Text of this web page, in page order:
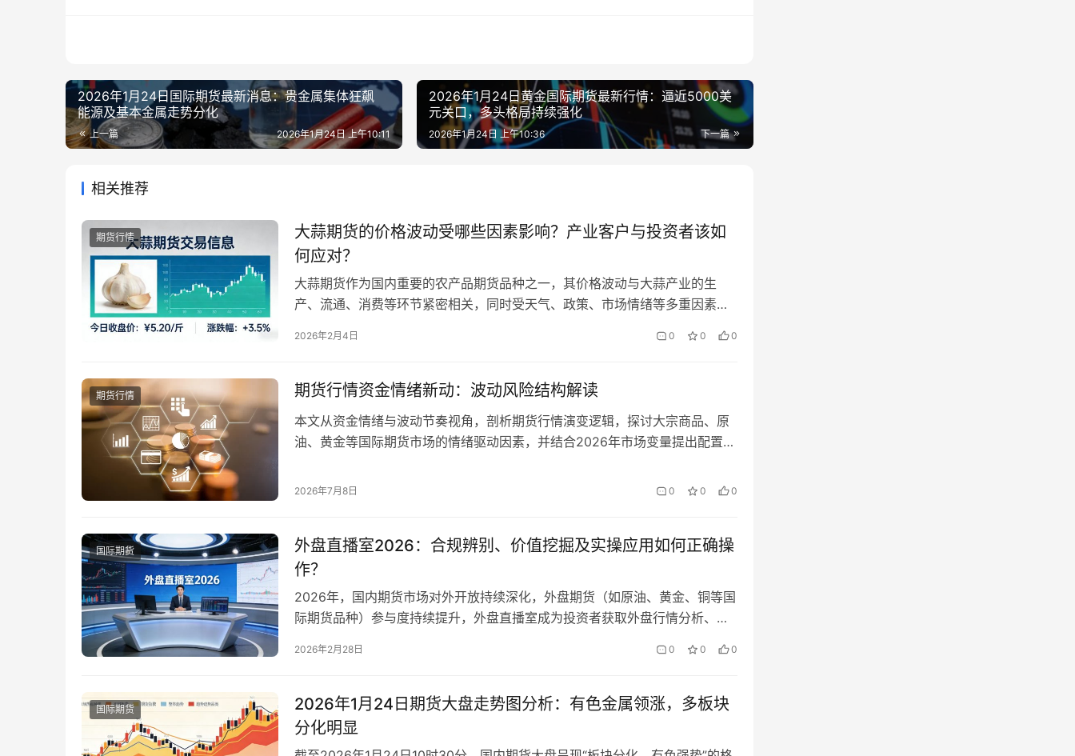
2026年1月24日国际期货最新消息：贵金属集体狂飙
能源及基本金属走势分化
上一篇 2026年1月24日 上午10:11
2026年1月24日黄金国际期货最新行情：逼近5000美
元关口，多头格局持续强化
下一篇
2026年1月24日 上午10:36
相关推荐
期货行情
大蒜期货的价格波动受哪些因素影响？产业客户与投资者该如
何应对？
大蒜期货作为国内重要的农产品期货品种之一，其价格波动与大蒜产业的生
产、流通、消费等环节紧密相关，同时受天气、政策、市场情绪等多重因素影
业客户而言，大蒜期货是规避价格波动风险、稳定经营利润的关键手段；对于
品期货板块的重要投资标…
2026年2月4日 0 0 0
期货行情 期货行情资金情绪新动：波动风险结构解读
本文从资金情绪与波动节奏视角，剖析期货行情演变逻辑，探讨大宗商品、原
油、黄金等国际期货市场的情绪驱动因素，并结合2026年市场变量提出配置思
2026年7月8日 0 0 0
国际期货
外盘直播室2026：合规辨别、价值挖掘及实操应用如何正确操
作？
2026年，国内期货市场对外开放持续深化，外盘期货（如原油、黄金、铜等国
际期货品种）参与度持续提升，外盘直播室成为投资者获取外盘行情分析、学
规直播与违规直播并存，2026年监管部门加强对外盘直播室的监管，违规直播
式，收割投资…
2026年2月28日 0 0 0
国际期货
2026年1月24日期货大盘走势图分析：有色金属领涨，多板块
分化明显